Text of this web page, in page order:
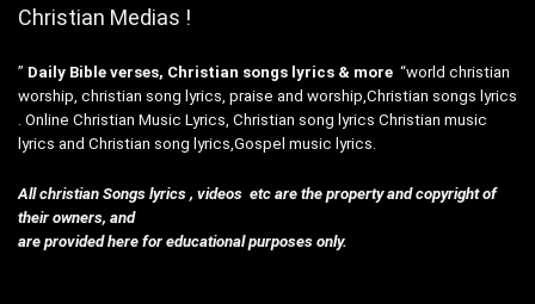
Christian Medias !
” Daily Bible verses, Christian songs lyrics & more “world christian
worship, christian song lyrics, praise and worship,Christian songs lyrics
. Online Christian Music Lyrics, Christian song lyrics Christian music
lyrics and Christian song lyrics,Gospel music lyrics.
All christian Songs lyrics , videos etc are the property and copyright of
their owners, and
are provided here for educational purposes only.